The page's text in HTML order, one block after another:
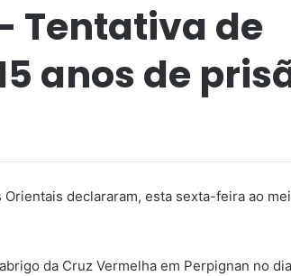
Tentativa de
anos de
declararam, esta sexta-feira ao
da Cruz Vermelha em Perpignan no